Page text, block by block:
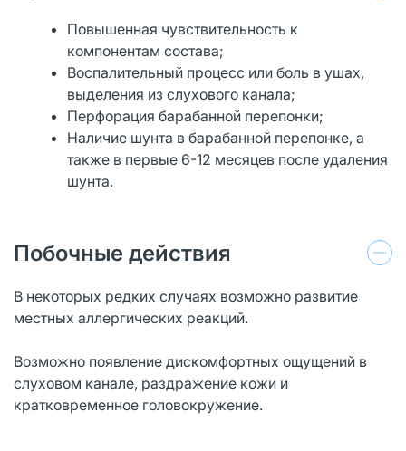
Повышенная чувствительность к
компонентам состава;
Воспалительный процесс или боль в ушах,
выделения из слухового канала;
Перфорация барабанной перепонки;
Наличие шунта в барабанной перепонке, а
также в первые 6-12 месяцев после удаления
шунта.
Побочные действия
В некоторых редких случаях возможно развитие
местных аллергических реакций.
Возможно появление дискомфортных ощущений в
слуховом канале, раздражение кожи и
кратковременное головокружение.